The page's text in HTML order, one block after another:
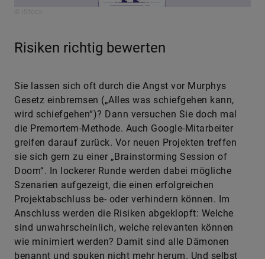
Risiken richtig bewerten
Sie lassen sich oft durch die Angst vor Murphys
Gesetz einbremsen („Alles was schiefgehen kann,
wird schiefgehen“)? Dann versuchen Sie doch mal
die Premortem-Methode. Auch Google-Mitarbeiter
greifen darauf zurück. Vor neuen Projekten treffen
sie sich gern zu einer „Brainstorming Session of
Doom“. In lockerer Runde werden dabei mögliche
Szenarien aufgezeigt, die einen erfolgreichen
Projektabschluss be- oder verhindern können. Im
Anschluss werden die Risiken abgeklopft: Welche
sind unwahrscheinlich, welche relevanten können
wie minimiert werden? Damit sind alle Dämonen
benannt und spuken nicht mehr herum. Und selbst